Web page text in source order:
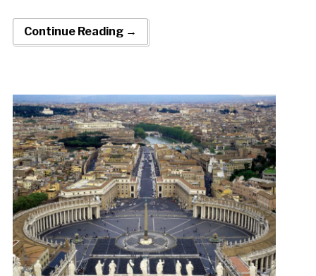
Continue Reading →